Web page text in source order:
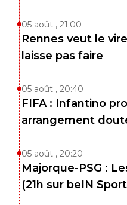
05 août , 21:00
Rennes veut le
laisse pas faire
05 août , 20:40
FIFA : Infantino
arrangement
05 août , 20:20
Majorque-PSG :
(21h sur beIN